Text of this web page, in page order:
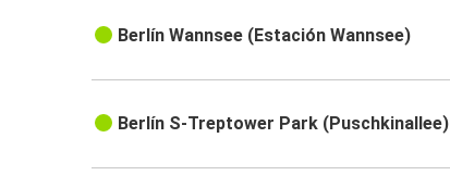
Berlín Wannsee (Estación Wannsee)
Berlín S-Treptower Park (Puschkinallee)